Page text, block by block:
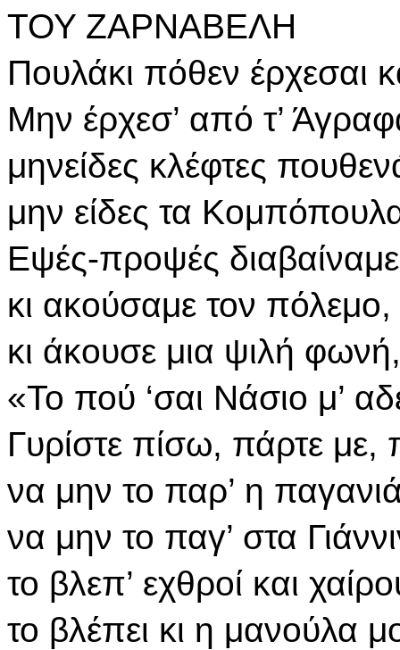
ΤΟΥ ΖΑΡΝΑΒΕΛΗ
Πουλάκι πόθεν έρχεσαι
Μην έρχεσ’ από τ’
μηνείδες κλέφτες
μην είδες τα
Εψές-προψές
κι ακούσαμε τον πόλεμο,
κι άκουσε μια ψιλή
«Το πού ‘σαι Νάσιο μ’
Γυρίστε πίσω, πάρτε με,
να μην το παρ’ η
να μην το παγ’ στα
το βλεπ’ εχθροί και
το βλέπει κι η μανούλα